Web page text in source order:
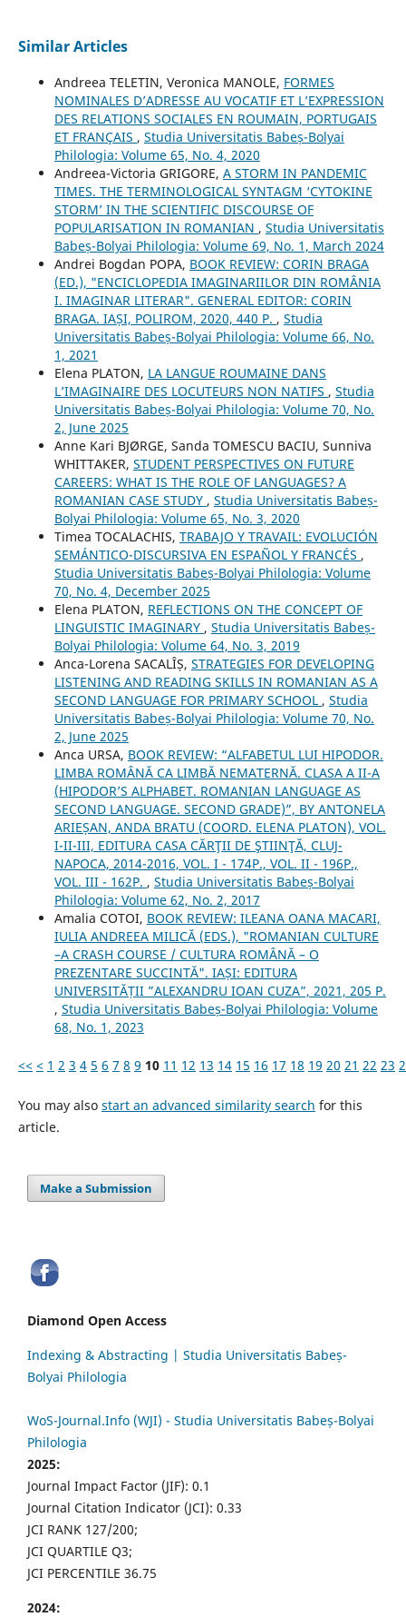
Similar Articles
Andreea TELETIN, Veronica MANOLE, FORMES
NOMINALES D’ADRESSE AU VOCATIF ET L’EXPRESSION
DES RELATIONS SOCIALES EN ROUMAIN, PORTUGAIS
ET FRANÇAIS , Studia Universitatis Babeș-Bolyai
Philologia: Volume 65, No. 4, 2020
Andreea-Victoria GRIGORE, A STORM IN PANDEMIC
TIMES. THE TERMINOLOGICAL SYNTAGM ‘CYTOKINE
STORM’ IN THE SCIENTIFIC DISCOURSE OF
POPULARISATION IN ROMANIAN , Studia Universitatis
Babeș-Bolyai Philologia: Volume 69, No. 1, March 2024
Andrei Bogdan POPA, BOOK REVIEW: CORIN BRAGA
(ED.), "ENCICLOPEDIA IMAGINARIILOR DIN ROMÂNIA
I. IMAGINAR LITERAR". GENERAL EDITOR: CORIN
BRAGA. IAȘI, POLIROM, 2020, 440 P. , Studia
Universitatis Babeș-Bolyai Philologia: Volume 66, No.
1, 2021
Elena PLATON, LA LANGUE ROUMAINE DANS
L’IMAGINAIRE DES LOCUTEURS NON NATIFS , Studia
Universitatis Babeș-Bolyai Philologia: Volume 70, No.
2, June 2025
Anne Kari BJØRGE, Sanda TOMESCU BACIU, Sunniva
WHITTAKER, STUDENT PERSPECTIVES ON FUTURE
CAREERS: WHAT IS THE ROLE OF LANGUAGES? A
ROMANIAN CASE STUDY , Studia Universitatis Babeș-
Bolyai Philologia: Volume 65, No. 3, 2020
Timea TOCALACHIS, TRABAJO Y TRAVAIL: EVOLUCIÓN
SEMÁNTICO-DISCURSIVA EN ESPAÑOL Y FRANCÉS ,
Studia Universitatis Babeș-Bolyai Philologia: Volume
70, No. 4, December 2025
Elena PLATON, REFLECTIONS ON THE CONCEPT OF
LINGUISTIC IMAGINARY , Studia Universitatis Babeș-
Bolyai Philologia: Volume 64, No. 3, 2019
Anca-Lorena SACALÎȘ, STRATEGIES FOR DEVELOPING
LISTENING AND READING SKILLS IN ROMANIAN AS A
SECOND LANGUAGE FOR PRIMARY SCHOOL , Studia
Universitatis Babeș-Bolyai Philologia: Volume 70, No.
2, June 2025
Anca URSA, BOOK REVIEW: “ALFABETUL LUI HIPODOR.
LIMBA ROMÂNĂ CA LIMBĂ NEMATERNĂ. CLASA A II-A
(HIPODOR’S ALPHABET. ROMANIAN LANGUAGE AS
SECOND LANGUAGE. SECOND GRADE)”, BY ANTONELA
ARIEȘAN, ANDA BRATU (COORD. ELENA PLATON), VOL.
I-II-III, EDITURA CASA CĂRŢII DE ŞTIINŢĂ, CLUJ-
NAPOCA, 2014-2016, VOL. I - 174P., VOL. II - 196P.,
VOL. III - 162P. , Studia Universitatis Babeș-Bolyai
Philologia: Volume 62, No. 2, 2017
Amalia COTOI, BOOK REVIEW: ILEANA OANA MACARI,
IULIA ANDREEA MILICĂ (EDS.), "ROMANIAN CULTURE
–A CRASH COURSE / CULTURA ROMÂNĂ – O
PREZENTARE SUCCINTĂ". IAȘI: EDITURA
UNIVERSITĂȚII ”ALEXANDRU IOAN CUZA”, 2021, 205 P.
, Studia Universitatis Babeș-Bolyai Philologia: Volume
68, No. 1, 2023
<< < 1 2 3 4 5 6 7 8 9 10 11 12 13 14 15 16 17 18 19 20 21 22 23
You may also start an advanced similarity search for this
article.
Make a Submission
Diamond Open Access
Indexing & Abstracting | Studia Universitatis Babeș-
Bolyai Philologia
WoS-Journal.Info (WJI) - Studia Universitatis Babeș-Bolyai
Philologia
2025:
Journal Impact Factor (JIF): 0.1
Journal Citation Indicator (JCI): 0.33
JCI RANK 127/200;
JCI QUARTILE Q3;
JCI PERCENTILE 36.75
2024: